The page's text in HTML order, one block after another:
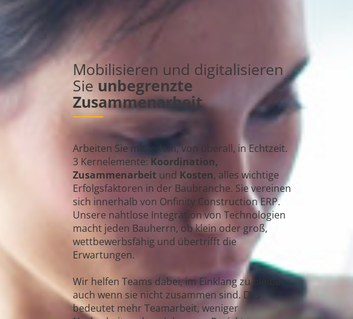
Mobilisieren und digitalisieren
Sie unbegrenzte
Zusammenarbeit
Arbeiten Sie mit jedem, von überall, in Echtzeit.
3 Kernelemente:Koordination,
Zusammenarbeit und Kosten, alles wichtige
Erfolgsfaktoren in der Baubranche. Sie vereinen
sich innerhalb von Onfinity Construction ERP.
Unsere nahtlose Integration von Technologien
macht jeden Bauherrn, ob klein oder groß,
wettbewerbsfähig und übertrifft die
Erwartungen.
Wir helfen Teams dabei, im Einklang zu bleiben,
auch wenn sie nicht zusammen sind. Das
bedeutet mehr Teamarbeit, weniger